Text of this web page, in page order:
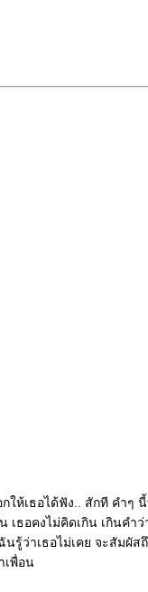
ห้เธอได้ฟัง.. สักที คำๆ
เธอคงไม่คิดเกิน เกินคำ
รู้ว่าเธอไม่เคย จะสัมผัส
เพื่อน